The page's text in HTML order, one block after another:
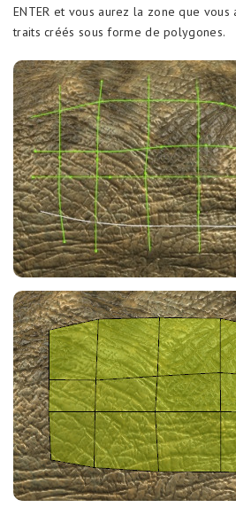
ENTER et vous aurez la zone que
traits créés sous forme de polygones.